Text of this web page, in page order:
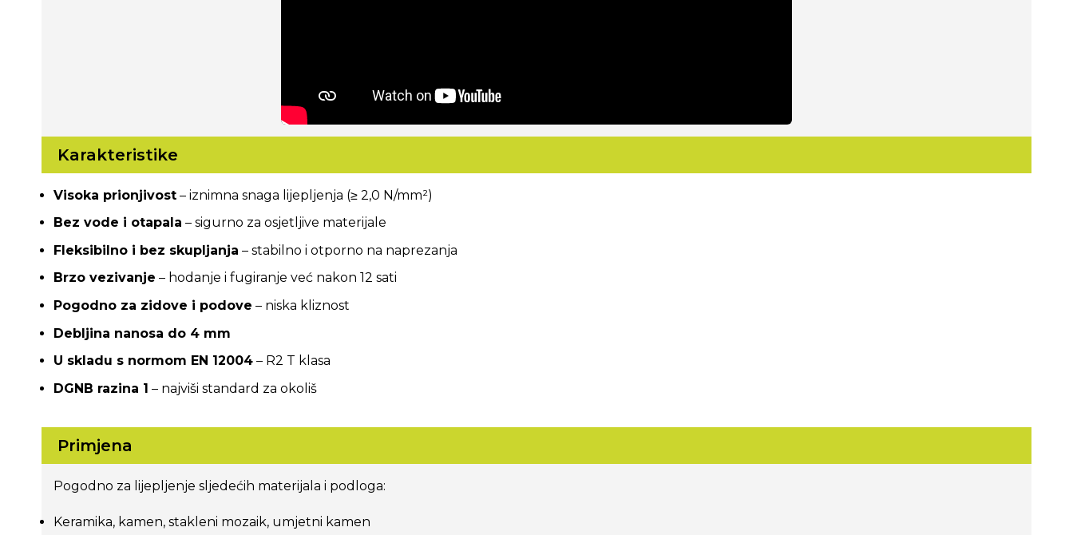
Karakteristike
Visoka prionjivost– iznimna snaga lijepljenja (≥ 2,0 N/mm²)
Bez vode i otapala – sigurno za osjetljive materijale
Fleksibilno i bez skupljanja – stabilno i otporno na naprezanja
Brzo vezivanje – hodanje i fugiranje već nakon 12 sati
Pogodno za zidove i podove – niska kliznost
Debljina nanosa do 4 mm
U skladu s normom EN 12004– R2 T klasa
DGNB razina 1 – najviši standard za okoliš
Primjena
Pogodno za lijepljenje sljedećih materijala i podloga:
Keramika, kamen, stakleni mozaik, umjetni kamen